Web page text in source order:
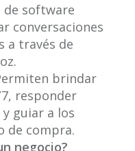
de software
conversaciones
a través de
brindar
responder
guiar a los
de compra.
negocio?